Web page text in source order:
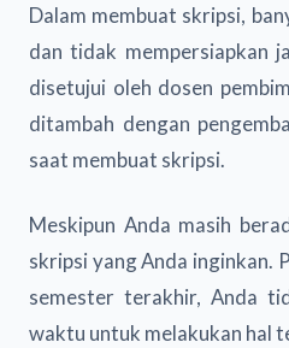
Dalam membuat skripsi,
dan tidak mempersiapkan
disetujui oleh dosen
ditambah dengan
saat membuat skripsi.
Meskipun Anda masih
skripsi yang Anda inginkan.
semester terakhir, Anda
waktu untuk melakukan hal